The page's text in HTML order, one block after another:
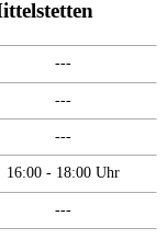
---
---
---
16:00 - 18:00 Uhr
---